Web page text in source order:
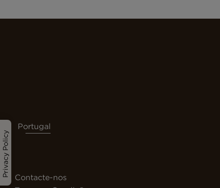
Privacy Policy
Portugal
Contacte-nos